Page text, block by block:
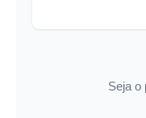
Seja o